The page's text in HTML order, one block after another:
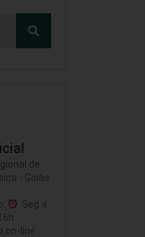
de
- Goiás
Seg a
on-line